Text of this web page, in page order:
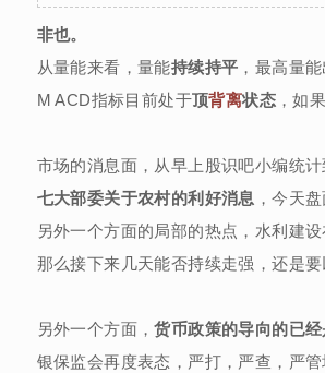
非也。
从量能来看，量能持续持平 ，最高量
M ACD指标目前处于顶背离状态 ，如
市场的消息面，从早上股识吧小编统
七大部委关于农村的利好消息 ，今天
另外一个方面的局部的热点，水利建
那么接下来几天能否持续走强，还是要
另外一个方面，货币政策的导向的已
银保监会再度表态，严打，严查，严管